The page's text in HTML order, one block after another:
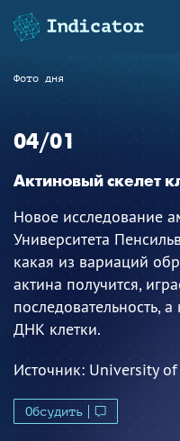
Фото дня
04/01
Актиновый скелет
Новое исследование
Университета
какая из вариаций
актина получится,
последовательность,
ДНК клетки.
Источник:University
Обсудить